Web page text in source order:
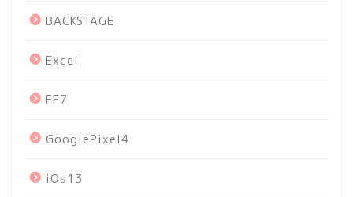
BACKSTAGE
Excel
FF7
GooglePixel4
iOs13